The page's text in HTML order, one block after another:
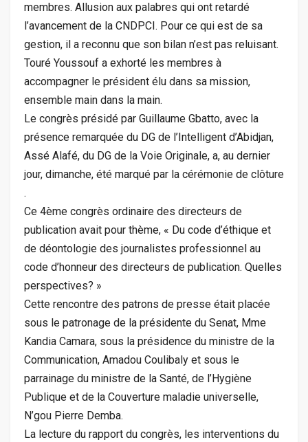
membres. Allusion aux palabres qui ont retardé
l’avancement de la CNDPCI. Pour ce qui est de sa
gestion, il a reconnu que son bilan n’est pas reluisant.
Touré Youssouf a exhorté les membres à
accompagner le président élu dans sa mission,
ensemble main dans la main.
Le congrès présidé par Guillaume Gbatto, avec la
présence remarquée du DG de l’Intelligent d’Abidjan,
Assé Alafé, du DG de la Voie Originale, a, au dernier
jour, dimanche, été marqué par la cérémonie de clôture
.
Ce 4ème congrès ordinaire des directeurs de
publication avait pour thème, « Du code d’éthique et
de déontologie des journalistes professionnel au
code d’honneur des directeurs de publication. Quelles
perspectives? »
Cette rencontre des patrons de presse était placée
sous le patronage de la présidente du Senat, Mme
Kandia Camara, sous la présidence du ministre de la
Communication, Amadou Coulibaly et sous le
parrainage du ministre de la Santé, de l’Hygiène
Publique et de la Couverture maladie universelle,
N’gou Pierre Demba.
La lecture du rapport du congrès, les interventions du